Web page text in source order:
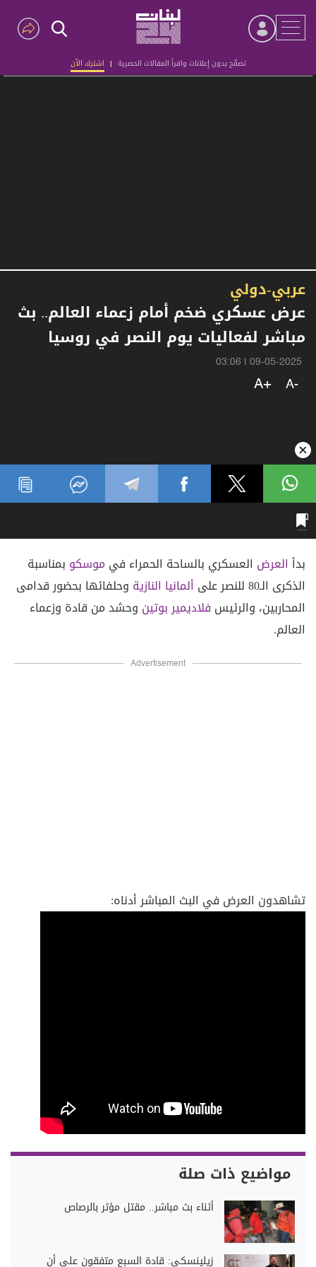
تصفّح بدون إعلانات واقرأ المقالات الحصرية | اشترك الآن
Advertisement
عربي-دولي
عرض عسكري ضخم أمام زعماء العالم.. بث
مباشر لفعاليات يوم النصر في روسيا
09-05-2025
03:06
A-
A+
بدأ العرض العسكري بالساحة الحمراء فيموسكو بمناسبة
الذكرى الـ80 للنصر على
ألمانيا النازية وحلفائها بحضور قدامى
المحاربين، والرئيس فلاديمير بوتين وحشد من قادة وزعماء
العالم.
Advertisement
تشاهدون العرض في البث المباشر أدناه:
مواضيع ذات صلة
أثناء بث مباشر.. مقتل مؤثر بالرصاص
زيلينسكي: قادة السبع متفقون على أن